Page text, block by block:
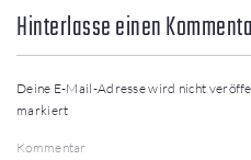
Hinterlasse einen
Deine E-Mail-Adresse wird nicht
markiert
Kommentar